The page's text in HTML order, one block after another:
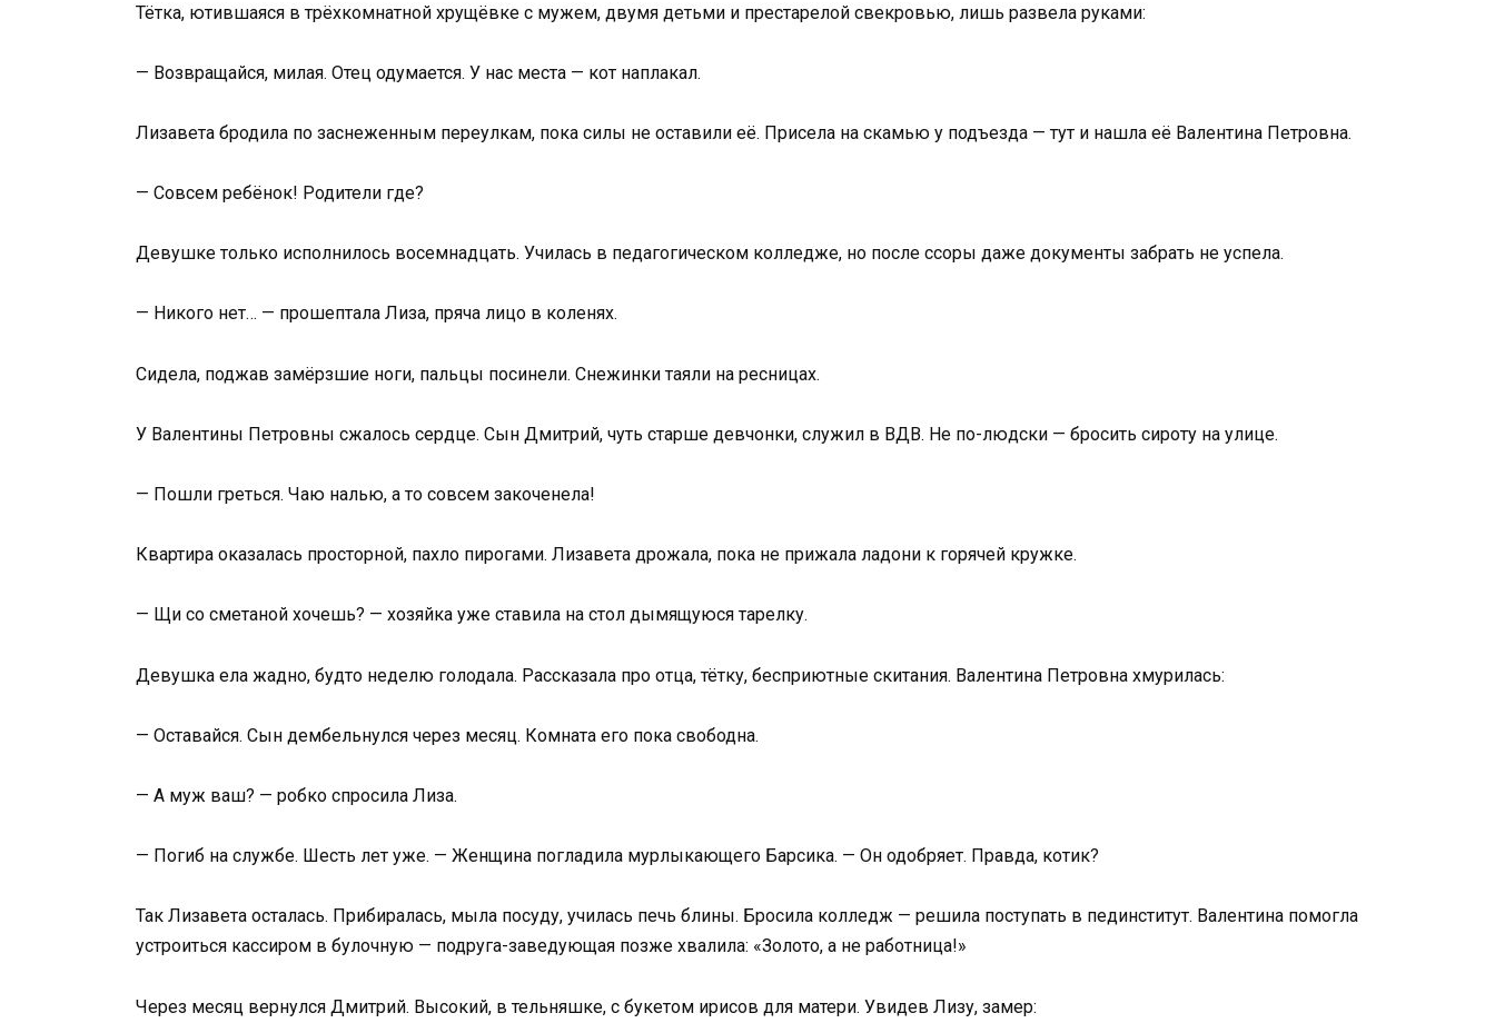
Тётка, ютившаяся в трёхкомнатной хрущёвке с мужем, двумя детьми и престарелой свекровью, лишь развела руками:
— Возвращайся, милая. Отец одумается. У нас места — кот наплакал.
Лизавета бродила по заснеженным переулкам, пока силы не оставили её. Присела на скамью у подъезда — тут и нашла её Валентина Петровна.
— Совсем ребёнок! Родители где?
Девушке только исполнилось восемнадцать. Училась в педагогическом колледже, но после ссоры даже документы забрать не успела.
— Никого нет… — прошептала Лиза, пряча лицо в коленях.
Сидела, поджав замёрзшие ноги, пальцы посинели. Снежинки таяли на ресницах.
У Валентины Петровны сжалось сердце. Сын Дмитрий, чуть старше девчонки, служил в ВДВ. Не по-людски — бросить сироту на улице.
— Пошли греться. Чаю налью, а то совсем закоченела!
Квартира оказалась просторной, пахло пирогами. Лизавета дрожала, пока не прижала ладони к горячей кружке.
— Щи со сметаной хочешь? — хозяйка уже ставила на стол дымящуюся тарелку.
Девушка ела жадно, будто неделю голодала. Рассказала про отца, тётку, бесприютные скитания. Валентина Петровна хмурилась:
— Оставайся. Сын дембельнулся через месяц. Комната его пока свободна.
— А муж ваш? — робко спросила Лиза.
— Погиб на службе. Шесть лет уже. — Женщина погладила мурлыкающего Барсика. — Он одобряет. Правда, котик?
Так Лизавета осталась. Прибиралась, мыла посуду, училась печь блины. Бросила колледж — решила поступать в пединститут. Валентина помогла
устроиться кассиром в булочную — подруга-заведующая позже хвалила: «Золото, а не работница!»
Через месяц вернулся Дмитрий. Высокий, в тельняшке, с букетом ирисов для матери. Увидев Лизу, замер: